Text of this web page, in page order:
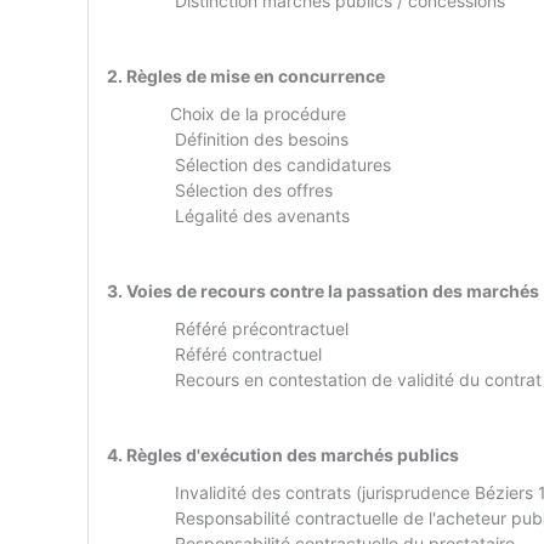
2. Règles de mise en concurrence
Choix de la procédure
Définition des besoins
Sélection des candidatures
Sélection des offres
Légalité des avenants
3. Voies de recours contre la passation des marchés
Référé précontractuel
Référé contractuel
Recours en contestation de validité du contrat
4. Règles d'exécution des marchés publics
Invalidité des contrats (jurisprudence Béziers
Responsabilité contractuelle de l'acheteur